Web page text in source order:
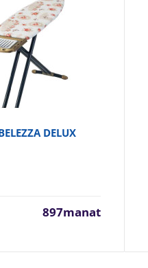
DELUX
897manat